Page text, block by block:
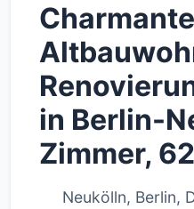
Charmante
in Berlin-
Zimmer,
Neukölln, Berlin,